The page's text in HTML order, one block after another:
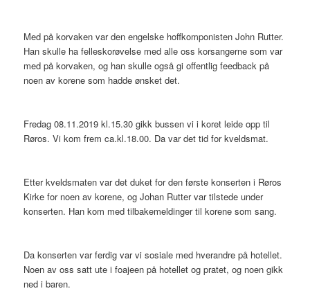
Med på korvaken var den engelske hoffkomponisten John Rutter.
Han skulle ha felleskorøvelse med alle oss korsangerne som var
med på korvaken, og han skulle også gi offentlig feedback på
noen av korene som hadde ønsket det.
Fredag 08.11.2019 kl.15.30 gikk bussen vi i koret leide opp til
Røros. Vi kom frem ca.kl.18.00. Da var det tid for kveldsmat.
Etter kveldsmaten var det duket for den første konserten i Røros
Kirke for noen av korene, og Johan Rutter var tilstede under
konserten. Han kom med tilbakemeldinger til korene som sang.
Da konserten var ferdig var vi sosiale med hverandre på hotellet.
Noen av oss satt ute i foajeen på hotellet og pratet, og noen gikk
ned i baren.